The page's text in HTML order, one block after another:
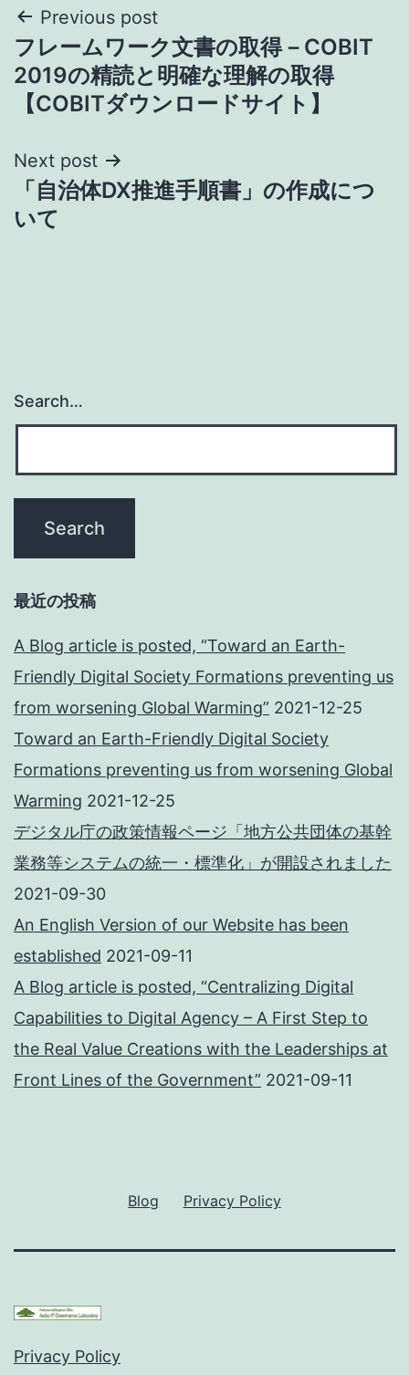
Post
navigation
Previous post
フレームワーク文書の取得－COBIT
2019の精読と明確な理解の取得
【COBITダウンロードサイト】
Next post
「自治体DX推進手順書」の作成につ
いて
Search…
最近の投稿
A Blog article is posted, “Toward an Earth-
Friendly Digital Society Formations preventing us
from worsening Global Warming” 2021-12-25
Toward an Earth-Friendly Digital Society
Formations preventing us from worsening Global
Warming 2021-12-25
デジタル庁の政策情報ページ「地方公共団体の基幹
業務等システムの統一・標準化」が開設されました
2021-09-30
An English Version of our Website has been
established 2021-09-11
A Blog article is posted, “Centralizing Digital
Capabilities to Digital Agency – A First Step to
the Real Value Creations with the Leaderships at
Front Lines of the Government” 2021-09-11
Blog Privacy Policy
Privacy Policy